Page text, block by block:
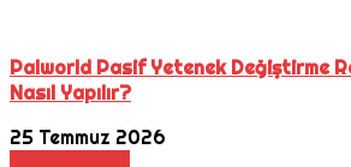
Palworld Pasif Yetenek Değiştirme
Nasıl Yapılır?
25 Temmuz 2026